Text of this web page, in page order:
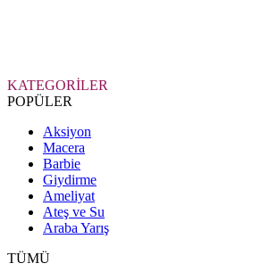
KATEGORİLER
POPÜLER
Aksiyon
Macera
Barbie
Giydirme
Ameliyat
Ateş ve Su
Araba Yarış
TÜMÜ